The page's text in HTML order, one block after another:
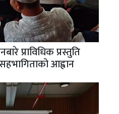
प्राविधिक प्रस्तुति
आह्वान